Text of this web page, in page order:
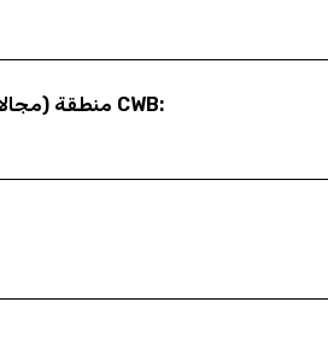
منطقة (مجالات) الاهتمام الخاصة بـ CWB: